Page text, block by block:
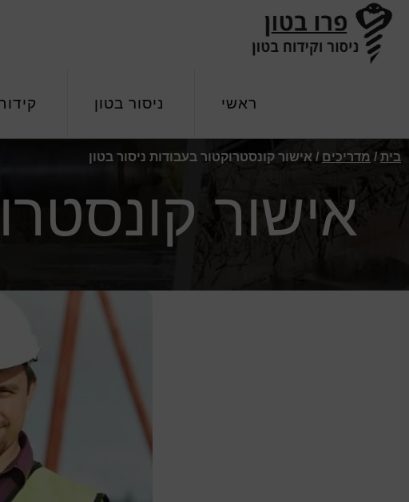
Skip
primary
Skip
main
Skip
footer
ראשי ניסור בטון
בית / מדריכים / אישור קונסטרוקטור בעבודות ניסור בטון
אישור